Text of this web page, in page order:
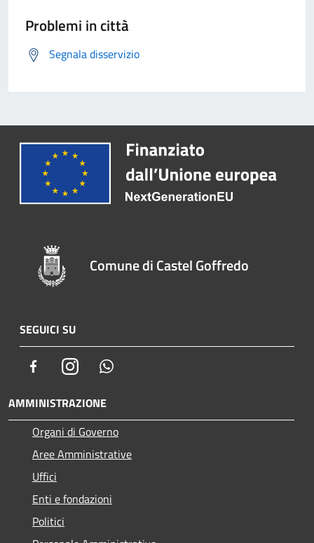
Problemi in città
Segnala disservizio
Comune di Castel Goffredo
SEGUICI SU
FacebookInstagram
AMMINISTRAZIONE
Organi di Governo
Aree Amministrative
Uffici
Enti e fondazioni
Politici